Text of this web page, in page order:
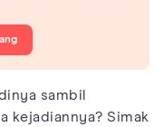
sambil
kejadiannya? Simak